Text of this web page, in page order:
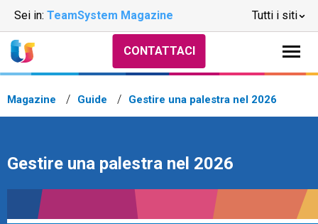
Sei in: TeamSystem Magazine Tutti i siti
CONTATTACI
Magazine Guide Gestire una palestra nel 2026
Gestire una palestra nel 2026